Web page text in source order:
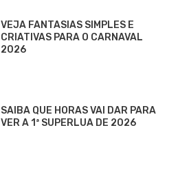
VEJA FANTASIAS SIMPLES E
CRIATIVAS PARA O CARNAVAL
2026
SAIBA QUE HORAS VAI DAR PARA
VER A 1ª SUPERLUA DE 2026